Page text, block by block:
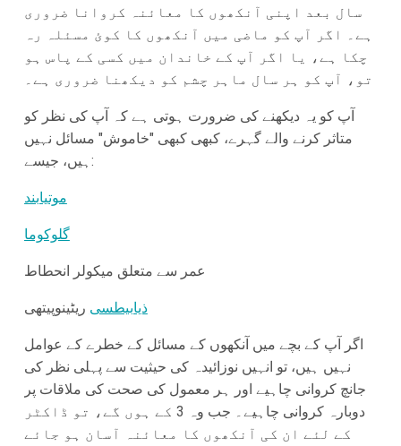
سال بعد اپنی آنکھوں کا معائنہ کروانا ضروری
ہے۔ اگر آپ کو ماضی میں آنکھوں کا کوئ مسئلہ رہ
چکا ہے، یا اگر آپ کے خاندان میں کسی کے پاس ہو
تو، آپ کو ہر سال ماہر چشم کو دیکھنا ضروری ہے۔
آپ کو یہ دیکھنے کی ضرورت ہوتی ہے کہ آپ کی نظر کو
متاثر کرنے والے گہرے، کبھی کبھی "خاموش" مسائل نہیں
ہیں، جیسے:
موتیابند
گلوکوما
عمر سے متعلق میکولر انحطاط
ذیابیطسی ریٹینوپیتھی
اگر آپ کے بچے میں آنکھوں کے مسائل کے خطرے کے عوامل
نہیں ہیں، تو انہیں نوزائیدہ کی حیثیت سے پہلی نظر کی
جانچ کروانی چاہیے اور ہر معمول کی صحت کی ملاقات پر
دوبارہ کروانی چاہیے۔ جب وہ 3 کے ہوں گے، تو ڈاکٹر
کے لئے ان کی آنکھوں کا معائنہ آسان ہو جائے